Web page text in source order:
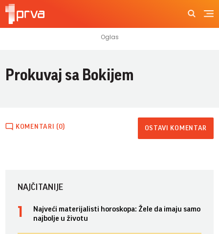
Prokuvaj sa Bokijem
KOMENTARI (0) OSTAVI KOMENTAR
NAJČITANIJE
Najveći materijalisti horoskopa: Žele da imaju samo
najbolje u životu